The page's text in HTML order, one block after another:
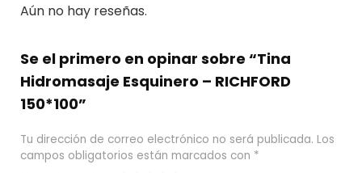
Aún no hay reseñas.
Se el primero en opinar sobre “Tina
Hidromasaje Esquinero – RICHFORD
150*100”
Tu dirección de correo electrónico no será publicada. Los
campos obligatorios están marcados con *